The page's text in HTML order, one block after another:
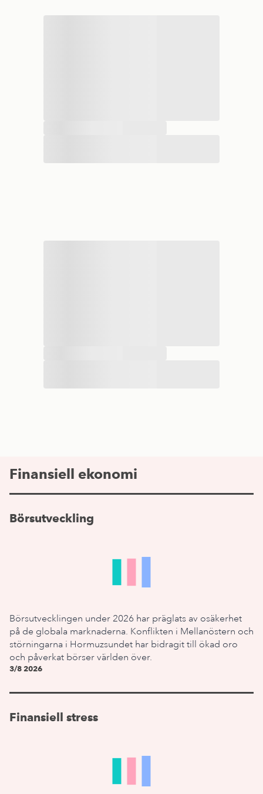
Finansiell ekonomi
Börsutveckling
Börsutvecklingen under 2026 har präglats av osäkerhet
på de globala marknaderna. Konflikten i Mellanöstern och
störningarna i Hormuzsundet har bidragit till ökad oro
och påverkat börser världen över.
3/8 2026
Finansiell stress